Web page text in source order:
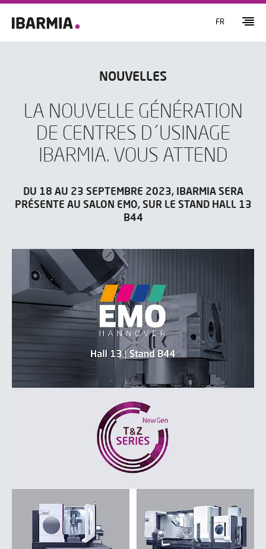
FR
NOUVELLES
LA NOUVELLE GÉNÉRATION
DE CENTRES D´USINAGE
IBARMIA. VOUS ATTEND
DU 18 AU 23 SEPTEMBRE 2023, IBARMIA SERA
PRÉSENTE AU SALON EMO, SUR LE STAND HALL 13
B44